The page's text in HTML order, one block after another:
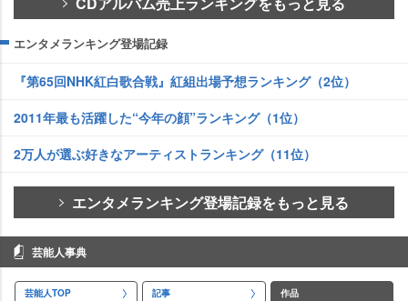
エンタメランキング登場記録
『第65回NHK紅白歌合戦』紅組出場予想ランキング（2位）
2011年最も活躍した“今年の顔”ランキング（1位）
2万人が選ぶ好きなアーティストランキング（11位）
エンタメランキング登場記録をもっと見る
芸能人事典
芸能人TOP 記事 作品